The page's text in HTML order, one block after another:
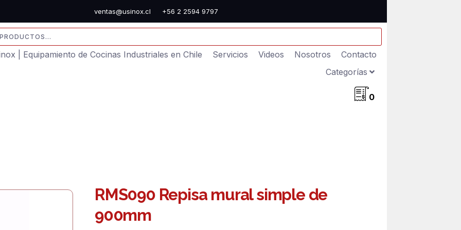
ventas@usinox.cl +56 2 2594 9797
| Equipamiento de Cocinas Industriales en Chile
Servicios Videos Nosotros
Contacto
Categorías
0
RMS090 Repisa mural simple de
900mm